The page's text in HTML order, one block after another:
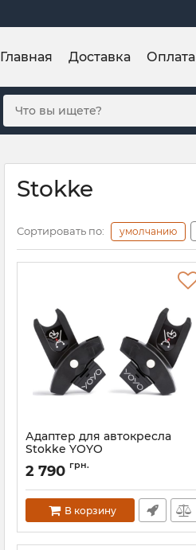
Главная Доставка Оплата
Stokke
Сортировать по: умолчанию
Адаптер для автокресла
Stokke YOYO
Артикул: 655501
2 790 грн.
В корзину